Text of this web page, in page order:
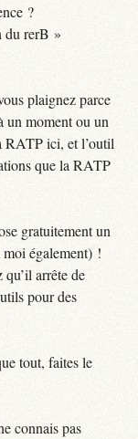
?
du rerB »
plaignez parce
un moment ou un
RATP ici, et l’outil
que la RATP
gratuitement un
moi également) !
qu’il arrête de
pour des
tout, faites le
connais pas